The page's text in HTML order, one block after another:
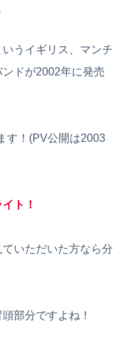
いうイギリス、マンチ
ドが2002年に発売
す！(PV公開は2003
ト！
ていただいた方なら分
部分ですよね！